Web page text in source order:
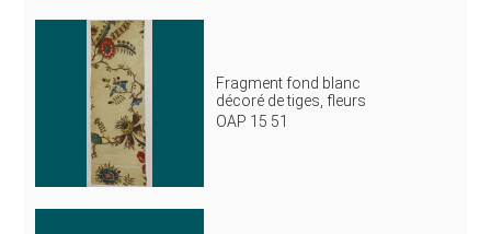
Fragment fond blanc
décoré de tiges, fleurs
OAP 15 51